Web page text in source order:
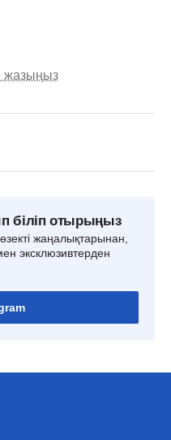
жазыңыз
біліп отырыңыз
жаңалықтарынан,
эксклюзивтерден